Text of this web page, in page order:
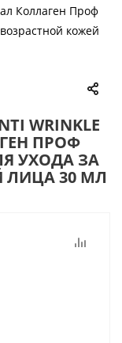
Коллаген Проф
кожей
WRINKLE
ПРОФ
УХОДА ЗА
ЛИЦА 30 МЛ